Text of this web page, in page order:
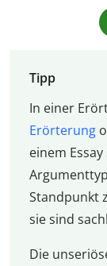
Tipp
In einer
Erörterung
einem
Standpunkt
sie sind
Die